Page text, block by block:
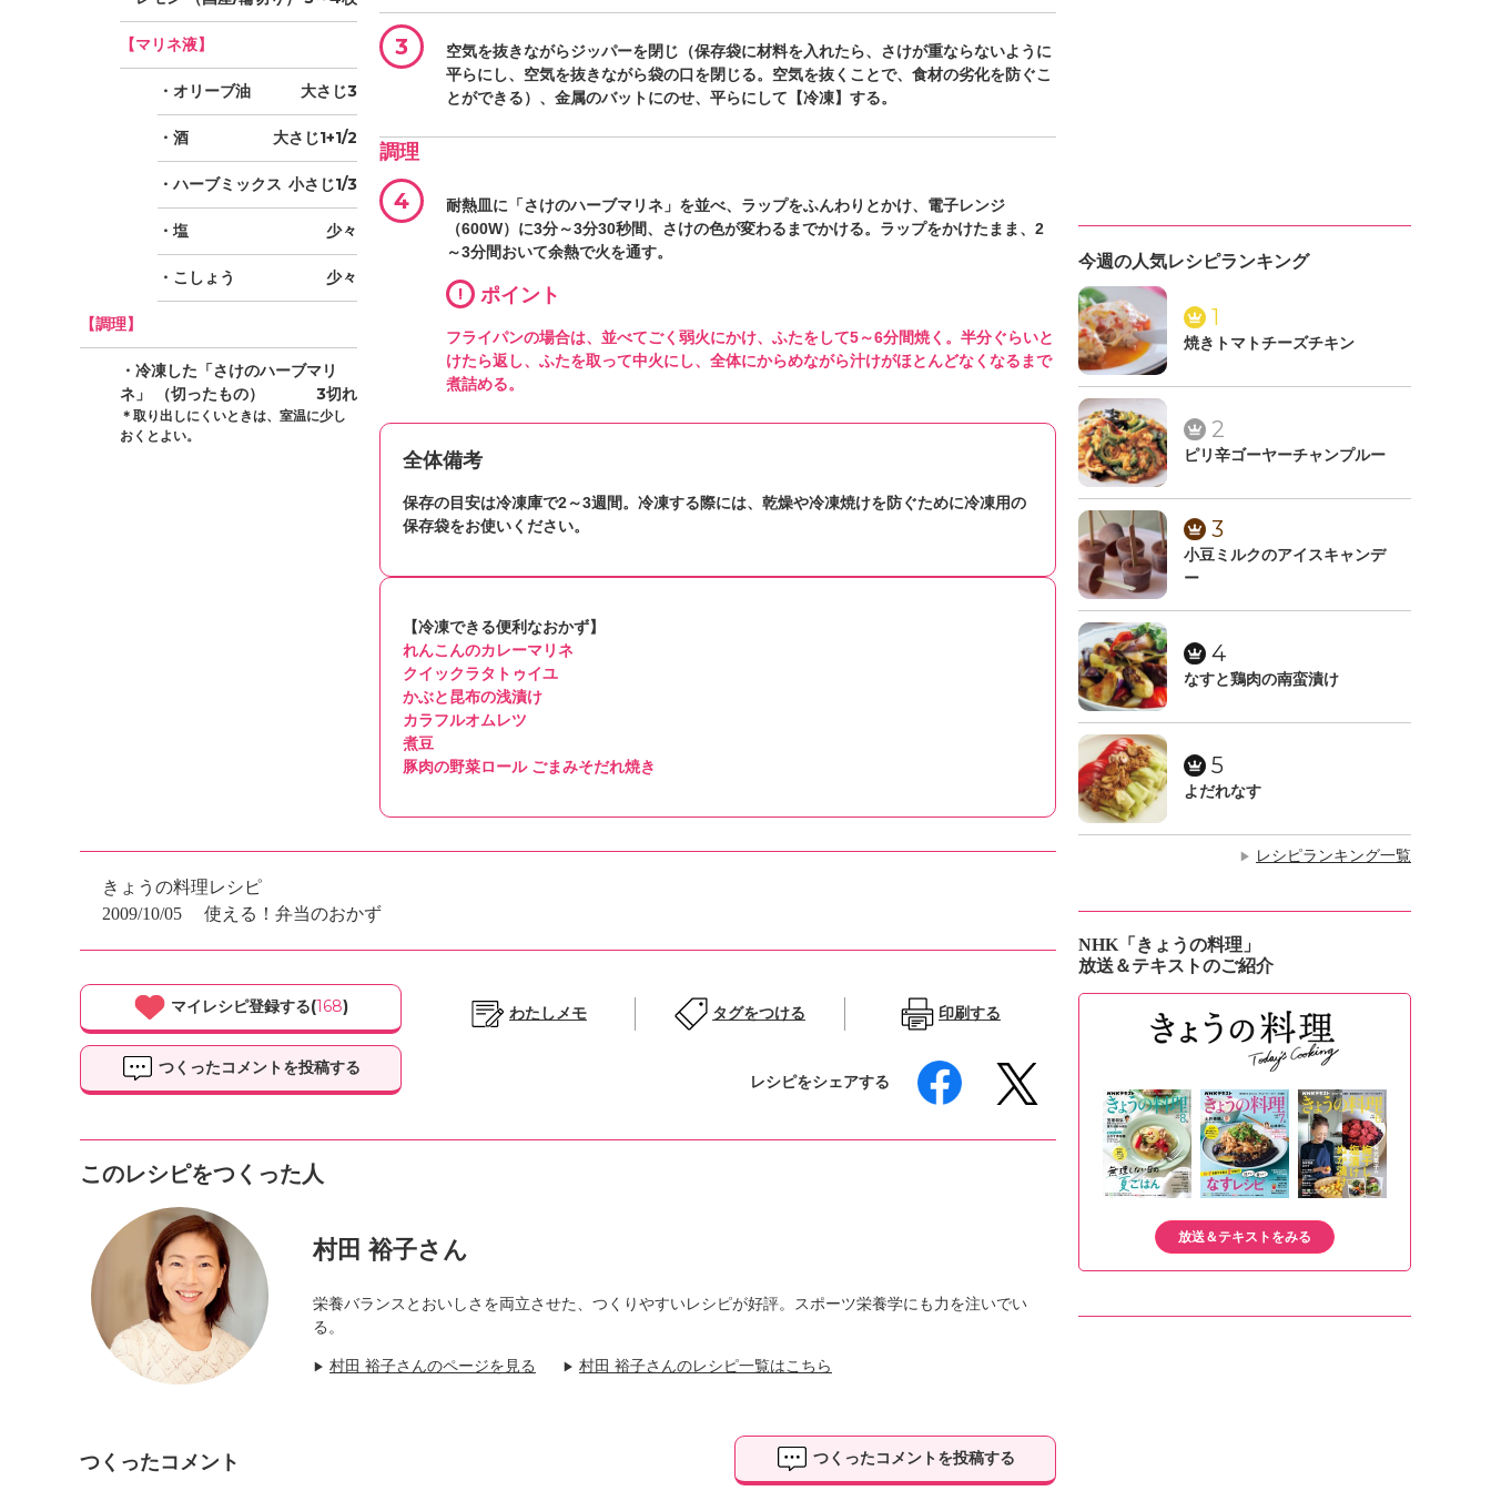
【マリネ液】
・オリーブ油 大さじ3
・酒 大さじ1+1/2
・ハーブミックス 小さじ1/3
・塩 少々
・こしょう 少々
【調理】
・冷凍した「さけのハーブマリ
ネ」
（切ったもの） 3切れ
＊取り出しにくいときは、室温に少し
おくとよい。
3
空気を抜きながらジッパーを閉じ（保存袋に材料を入れたら、さけが重ならないように
平らにし、空気を抜きながら袋の口を閉じる。空気を抜くことで、食材の劣化を防ぐこ
とができる）、金属のバットにのせ、平らにして【冷凍】する。
調理
4
耐熱皿に「さけのハーブマリネ」を並べ、ラップをふんわりとかけ、電子レンジ
（600W）に3分～3分30秒間、さけの色が変わるまでかける。ラップをかけたまま、2
～3分間おいて余熱で火を通す。
! ポイント
フライパンの場合は、並べてごく弱火にかけ、ふたをして5～6分間焼く。半分ぐらいと
けたら返し、ふたを取って中火にし、全体にからめながら汁けがほとんどなくなるまで
煮詰める。
全体備考
保存の目安は冷凍庫で2～3週間。冷凍する際には、乾燥や冷凍焼けを防ぐために冷凍用の
保存袋をお使いください。
【冷凍できる便利なおかず】
れんこんのカレーマリネ
クイックラタトゥイユ
かぶと昆布の浅漬け
カラフルオムレツ
煮豆
豚肉の野菜ロール ごまみそだれ焼き
きょうの料理レシピ
2009/10/05
使える！弁当のおかず
マイレシピ登録する(168)
つくったコメントを投稿する
わたしメモ タグをつける 印刷する
レシピをシェアする
このレシピをつくった人
村田 裕子さん
栄養バランスとおいしさを両立させた、つくりやすいレシピが好評。スポーツ栄養学にも力を注いでい
る。
▶ 村田 裕子さんのページを見る ▶ 村田 裕子さんのレシピ一覧はこちら
つくったコメント つくったコメントを投稿する
今週の人気レシピランキング
1
焼きトマトチーズチキン
2
ピリ辛ゴーヤーチャンプルー
3
小豆ミルクのアイスキャンデ
ー
4
なすと鶏肉の南蛮漬け
5
よだれなす
▶ レシピランキング一覧
NHK「きょうの料理」
放送＆テキストのご紹介
放送＆テキストをみる